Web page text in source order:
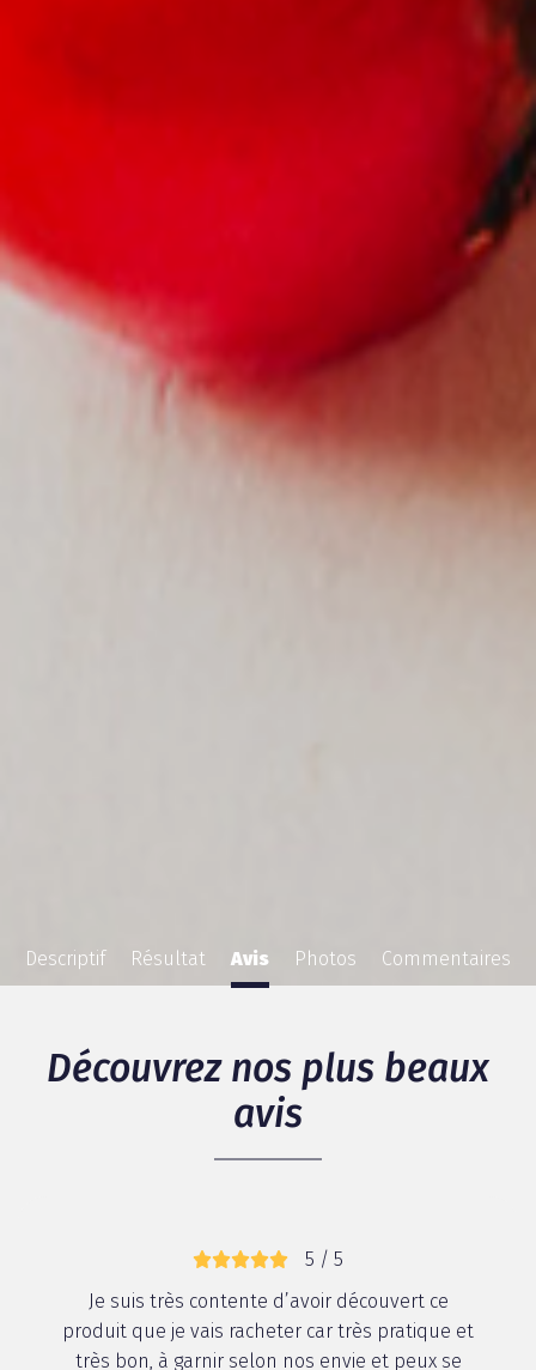
Descriptif Résultat Avis Photos Commentaires
Découvrez nos plus beaux
avis
5 / 5
Je suis très contente d’avoir découvert ce
produit que je vais racheter car très pratique et
très bon, à garnir selon nos envie et peux se